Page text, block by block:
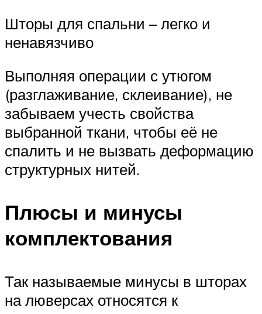
Шторы для спальни – легко и
ненавязчиво
Выполняя операции с утюгом
(разглаживание, склеивание), не
забываем учесть свойства
выбранной ткани, чтобы её не
спалить и не вызвать деформацию
структурных нитей.
Плюсы и минусы
комплектования
Так называемые минусы в шторах
на люверсах относятся к